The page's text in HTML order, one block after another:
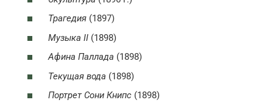
Трагедия (1897)
Музыка II (1898)
Афина Паллада (1898)
Текущая вода (1898)
Портрет Сони Книпс (1898)